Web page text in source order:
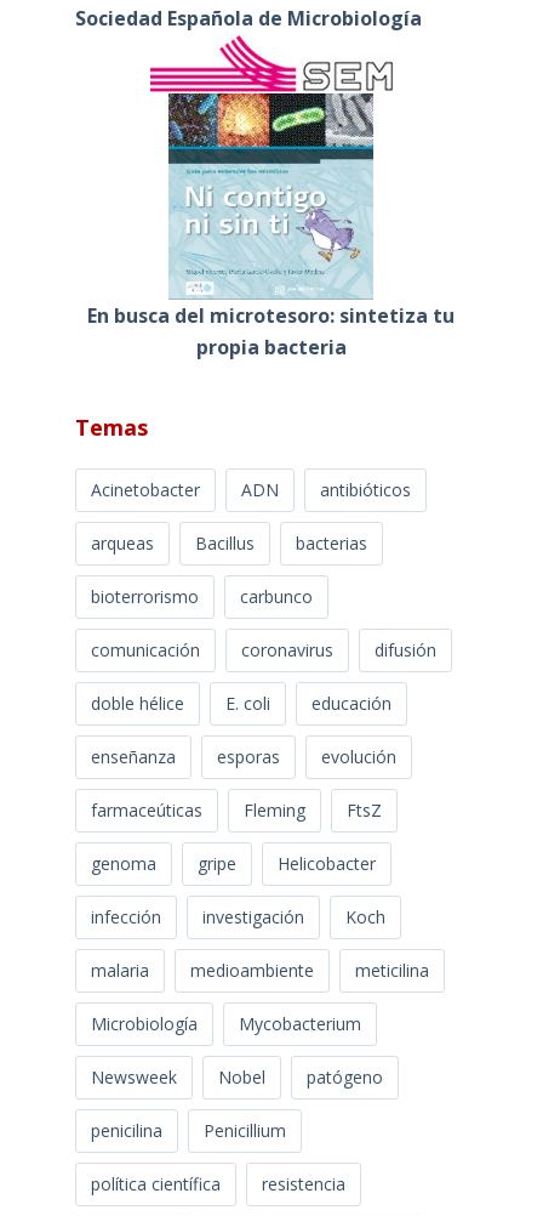
Sociedad Española de Microbiología
En busca del microtesoro: sintetiza tu
propia bacteria
Temas
Acinetobacter ADN antibióticos
arqueas Bacillus bacterias
bioterrorismo carbunco
comunicación coronavirus difusión
doble hélice E. coli educación
enseñanza esporas evolución
farmaceúticas Fleming FtsZ
genoma gripe Helicobacter
infección investigación Koch
malaria medioambiente meticilina
Microbiología Mycobacterium
Newsweek Nobel patógeno
penicilina Penicillium
política científica resistencia